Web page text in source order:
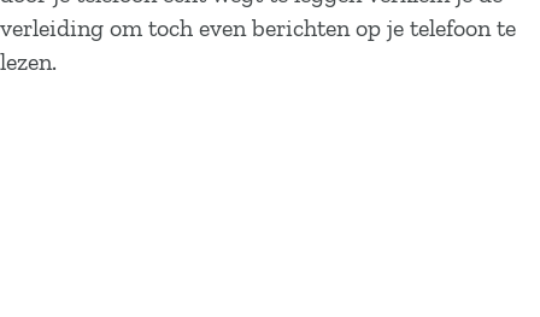
verleiding om toch even berichten op je telefoon te
lezen.